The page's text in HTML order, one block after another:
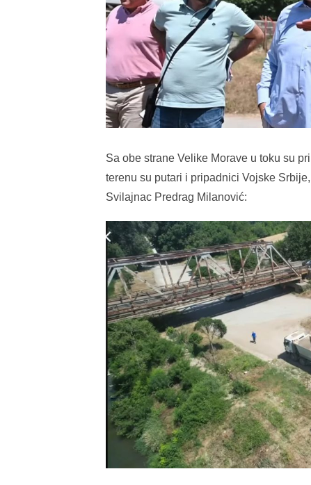
Sa obe strane Velike Morave u toku su
terenu su putari i pripadnici Vojske
Svilajnac Predrag Milanović: